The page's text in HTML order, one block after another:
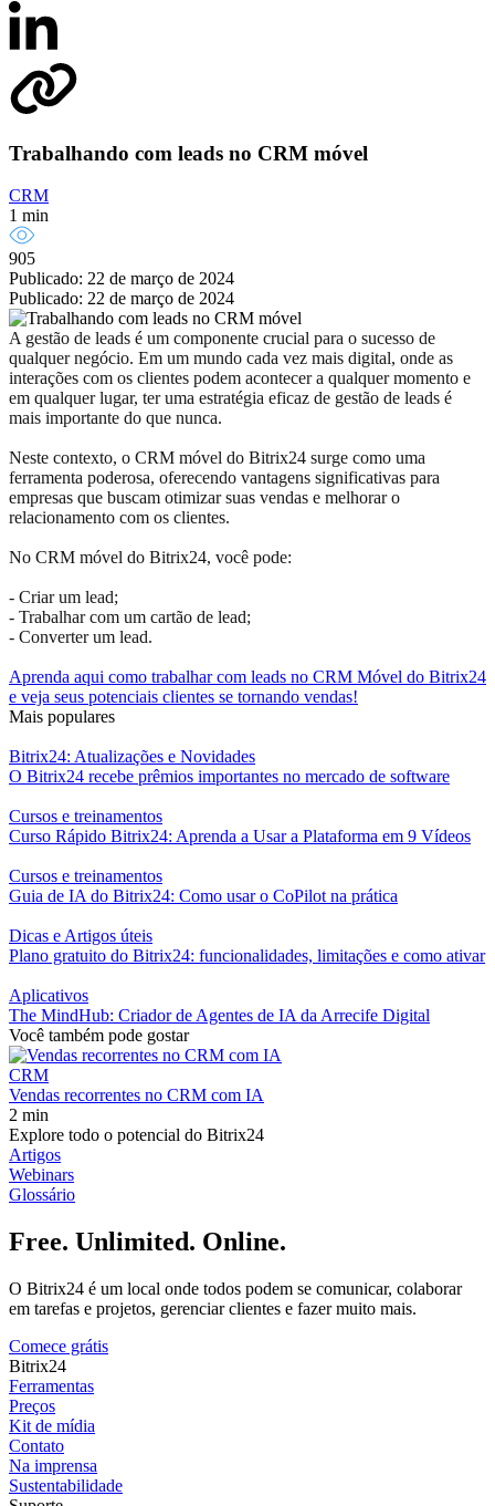
Trabalhando com leads no CRM móvel
CRM
1 min
905
Publicado: 22 de março de 2024
Publicado: 22 de março de 2024
A gestão de leads é um componente crucial para o sucesso de
qualquer negócio. Em um mundo cada vez mais digital, onde as
interações com os clientes podem acontecer a qualquer momento e
em qualquer lugar, ter uma estratégia eficaz de gestão de leads é
mais importante do que nunca.
Neste contexto, o CRM móvel do Bitrix24 surge como uma
ferramenta poderosa, oferecendo vantagens significativas para
empresas que buscam otimizar suas vendas e melhorar o
relacionamento com os clientes.
No CRM móvel do Bitrix24, você pode:
- Criar um lead;
- Trabalhar com um cartão de lead;
- Converter um lead.
Aprenda aqui como trabalhar com leads no CRM Móvel do Bitrix24
e veja seus potenciais clientes se tornando vendas!
Mais populares
Bitrix24: Atualizações e Novidades
O Bitrix24 recebe prêmios importantes no mercado de software
Cursos e treinamentos
Curso Rápido Bitrix24: Aprenda a Usar a Plataforma em 9 Vídeos
Cursos e treinamentos
Guia de IA do Bitrix24: Como usar o CoPilot na prática
Dicas e Artigos úteis
Plano gratuito do Bitrix24: funcionalidades, limitações e como ativar
Aplicativos
The MindHub: Criador de Agentes de IA da Arrecife Digital
Você também pode gostar
CRM
Vendas recorrentes no CRM com IA
2 min
Explore todo o potencial do Bitrix24
Artigos
Webinars
Glossário
Free. Unlimited. Online.
O Bitrix24 é um local onde todos podem se comunicar, colaborar
em tarefas e projetos, gerenciar clientes e fazer muito mais.
Comece grátis
Bitrix24
Ferramentas
Preços
Kit de mídia
Contato
Na imprensa
Sustentabilidade